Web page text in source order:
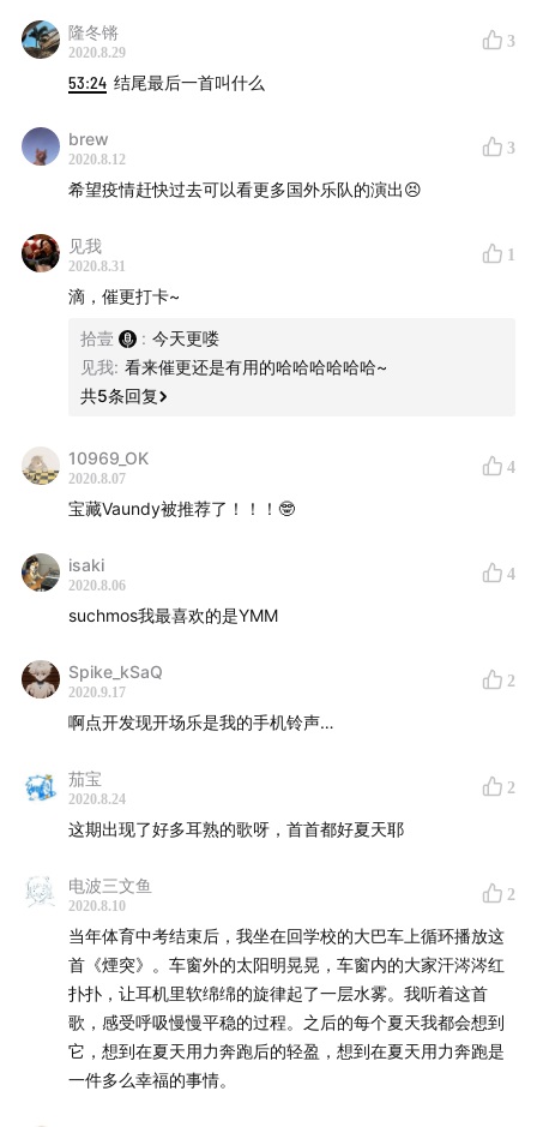
隆冬锵
2020.8.29
3
53:24 结尾最后一首叫什么
brew
2020.8.12
3
希望疫情赶快过去可以看更多国外乐队的演出😣
见我
2020.8.31
1
滴，催更打卡~
拾壹 : 今天更喽
见我: 看来催更还是有用的哈哈哈哈哈哈~
共5条回复
10969_OK
2020.8.07
4
宝藏Vaundy被推荐了！！！🤓
isaki
2020.8.06
4
suchmos我最喜欢的是YMM
Spike_kSaQ
2020.9.17
2
啊点开发现开场乐是我的手机铃声…
茄宝
2020.8.24
2
这期出现了好多耳熟的歌呀，首首都好夏天耶
电波三文鱼
2020.8.10
2
当年体育中考结束后，我坐在回学校的大巴车上循环播放这
首《煙突》。车窗外的太阳明晃晃，车窗内的大家汗涔涔红
扑扑，让耳机里软绵绵的旋律起了一层水雾。我听着这首
歌，感受呼吸慢慢平稳的过程。之后的每个夏天我都会想到
它，想到在夏天用力奔跑后的轻盈，想到在夏天用力奔跑是
一件多么幸福的事情。